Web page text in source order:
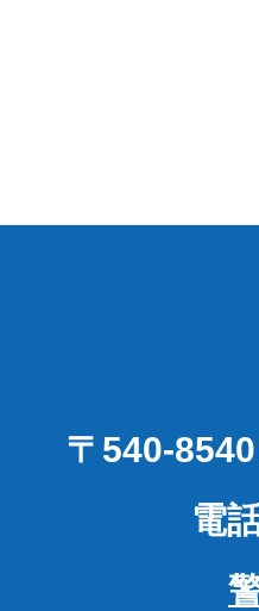
〒540-
電